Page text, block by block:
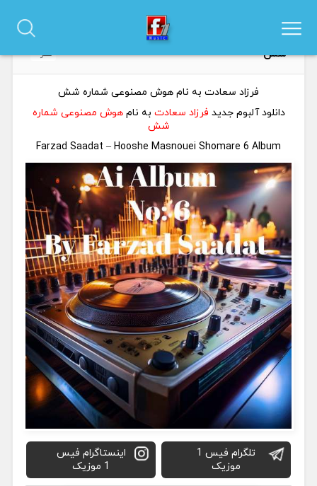
دانلود آلبوم فرزاد سعادت هوش مصنوعی شماره
شش
نظر
فرزاد سعادت به نام هوش مصنوعی شماره شش
دانلود آلبوم جدید فرزاد سعادت به نام هوش مصنوعی شماره
شش
Farzad Saadat – Hooshe Masnouei Shomare 6 Album
تلگرام فیس 1
موزیک
اینستاگرام فیس
1 موزیک